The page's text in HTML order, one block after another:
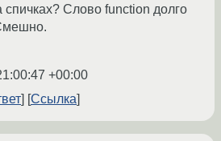
спичках? Слово function долго
+00:00
Ссылка